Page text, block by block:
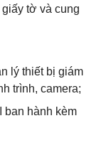
tờ và cung
lý thiết bị giám
trình, camera;
ban hành kèm